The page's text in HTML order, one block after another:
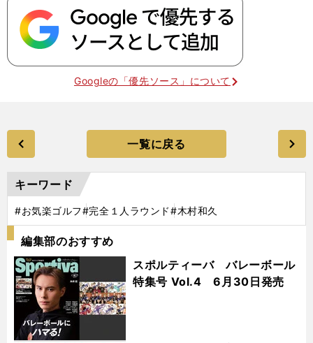
Googleの「優先ソース」について
一覧に戻る
キーワード
#お気楽ゴルフ#完全１人ラウンド#木村和久
編集部のおすすめ
スポルティーバ バレーボール
特集号 Vol.4 6月30日発売